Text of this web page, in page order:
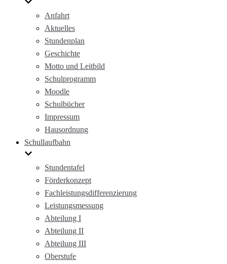
Anfahrt
Aktuelles
Stundenplan
Geschichte
Motto und Leitbild
Schulprogramm
Moodle
Schulbücher
Impressum
Hausordnung
Schullaufbahn
Stundentafel
Förderkonzept
Fachleistungsdifferenzierung
Leistungsmessung
Abteilung I
Abteilung II
Abteilung III
Oberstufe